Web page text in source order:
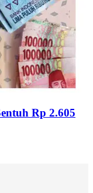
Rp 2.605